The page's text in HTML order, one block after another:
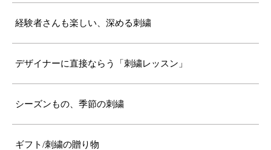
経験者さんも楽しい、深める刺繍
デザイナーに直接ならう「刺繍レッスン」
シーズンもの、季節の刺繍
ギフト/刺繍の贈り物